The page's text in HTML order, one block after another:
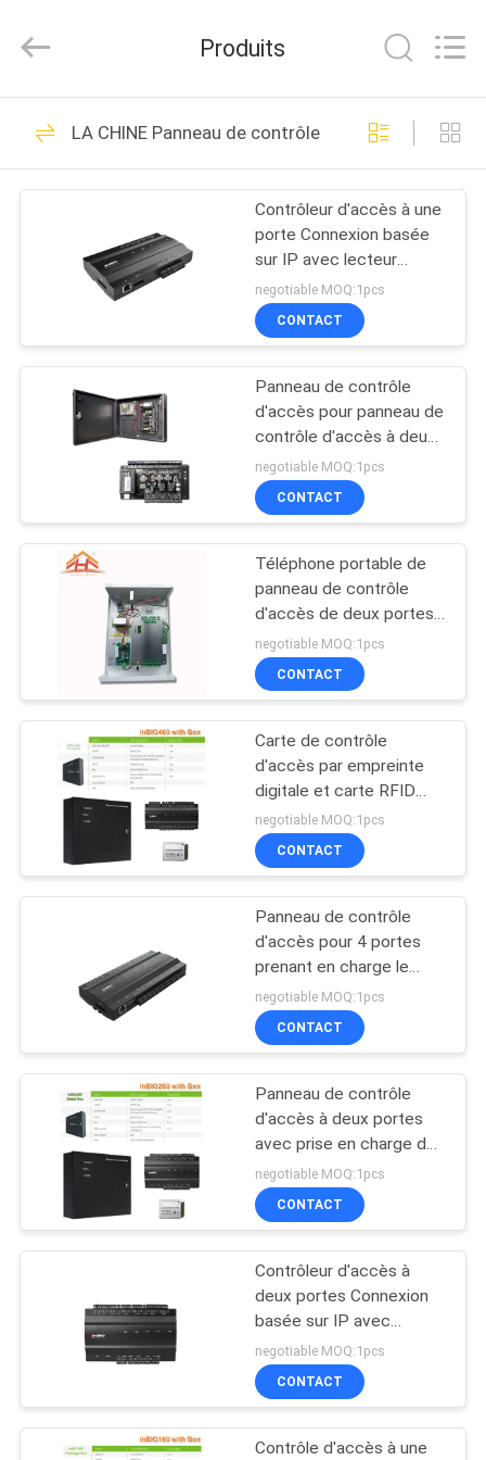
MAISON
PRODUITS
PROPOS
VISITE
CONTRÔLE
QUALITÉ
NOUS
DEMANDEZ
UN
DEVIS
PLAN
SITE
POLITIQUE
MATIÈRE
DE
PROTECTION
VANSHUI
ENTERPRISE
All
Reserved.
Système d'alarme
de sécurité à
domicile intelligent
34
Système de contrôle
d'accès d'empreinte
digitale
10
Système
d'assistance de
temps d'empreinte
digitale
Système de contrôle
d'accès de visage
Serrure de porte
intelligente sans fil
Tuya TTLock
126
Lecteur de contrôle
d'accès
Produits
LA CHINE Panneau de contrôle d'accès de porte
Contrôleur d'accès à une
porte Connexion basée
sur IP avec lecteur
d'empreintes
digitales/carte RFID
(Inbio160)
negotiable MOQ:1pcs
CONTACT
Panneau de contrôle
d'accès pour panneau de
contrôle d'accès à deux
portes avec TCP/IP et
signal Wiegand avec
boîtier en métal pour
negotiable MOQ:1pcs
CONTACT
Téléphone portable de
panneau de contrôle
d'accès de deux portes
actionné avec la boîte
d'adaptateur de
puissance
negotiable MOQ:1pcs
CONTACT
Carte de contrôle
d'accès par empreinte
digitale et carte RFID
pour panneau de
contrôle d'accès à 4
portes avec boîtier
(inBIO460/BOX)
negotiable MOQ:1pcs
CONTACT
Panneau de contrôle
d'accès pour 4 portes
prenant en charge le
contrôleur d'accès aux
lecteurs d'empreintes
digitales et de cartes
negotiable MOQ:1pcs
CONTACT
Panneau de contrôle
d'accès à deux portes
avec prise en charge de
la boîte d'adaptateur
d'alimentation Logiciel
d'accès 3.5
(inBio260/BOX)
negotiable MOQ:1pcs
CONTACT
Contrôleur d'accès à
deux portes Connexion
basée sur IP avec
lecteur d'empreintes
digitales/carte RFID
(inBIO260)
negotiable MOQ:1pcs
CONTACT
Contrôle d'accès à une